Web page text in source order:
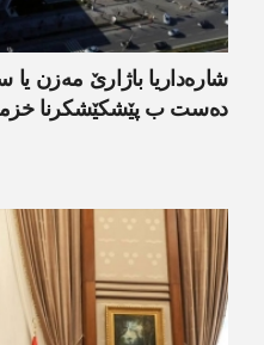
شارەداریا باژارێ مەزن
دەست ب پێشکێشکرنا